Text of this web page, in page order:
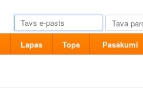
Lapas Tops Pasākumi